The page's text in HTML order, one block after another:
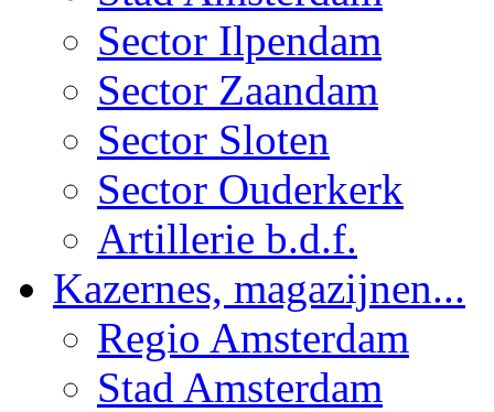
Sector Ilpendam
Sector Zaandam
Sector Sloten
Sector Ouderkerk
Artillerie b.d.f.
Kazernes, magazijnen...
Regio Amsterdam
Stad Amsterdam